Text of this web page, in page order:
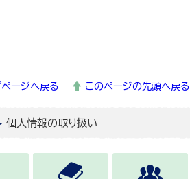
ページへ戻る このページの先頭へ戻る
個人情報の取り扱い